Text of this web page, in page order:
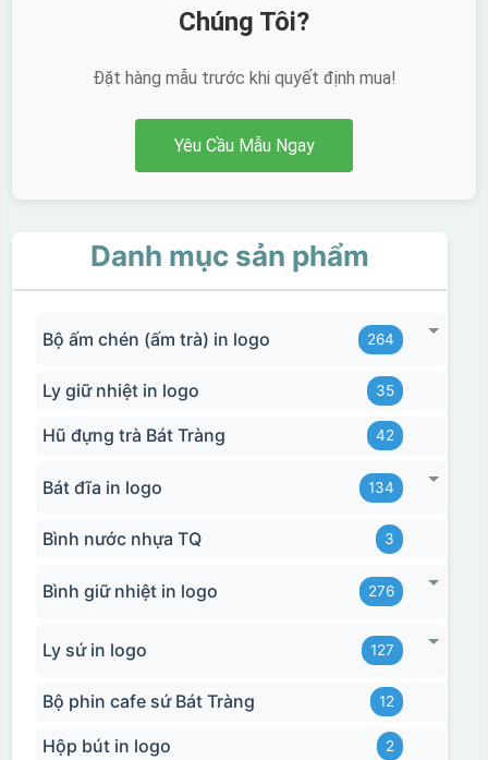
Chúng Tôi?
Đặt hàng mẫu trước khi quyết định mua!
Yêu Cầu Mẫu Ngay
Danh mục sản phẩm
Bộ ấm chén (ấm trà) in logo 264
Ly giữ nhiệt in logo 35
Hũ đựng trà Bát Tràng 42
Bát đĩa in logo 134
Bình nước nhựa TQ 3
Bình giữ nhiệt in logo 276
Ly sứ in logo 127
Bộ phin cafe sứ Bát Tràng 12
Hộp bút in logo 2